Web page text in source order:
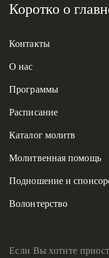
Коротко о
Контакты
О нас
Программы
Расписание
Каталог молитв
Молитвенная помощь
Подношение и
Волонтерство
Если Вы хотите